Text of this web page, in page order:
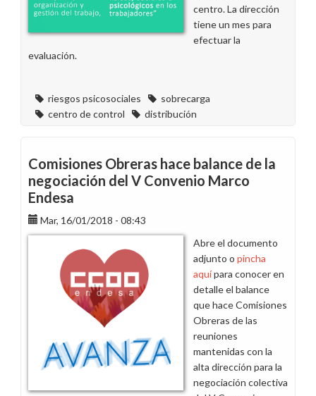
centro. La dirección
tiene un mes para
efectuar la
evaluación.
riesgos psicosociales
sobrecarga
centro de control
distribución
Comisiones Obreras hace balance de la
negociación del V Convenio Marco
Endesa
Mar, 16/01/2018 - 08:43
Abre el documento
adjunto o pincha
aquípara conocer en
detalle el balance
que hace Comisiones
Obreras de las
reuniones
mantenidas con la
alta dirección para la
negociación colectiva